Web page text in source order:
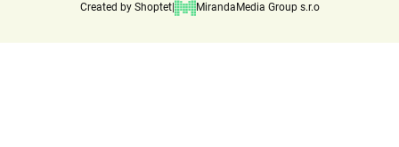
Created by Shoptet MirandaMedia Group s.r.o